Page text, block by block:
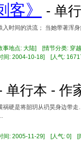
》 - 单
入时间的洪流； 当她带著
事地点: 大陆] [情节分类:
: 2004-10-18] [人气:
单行本 - 作
祸硬是将韶玥从礽昊身边
: 2005-11-29] [人气: 0] [